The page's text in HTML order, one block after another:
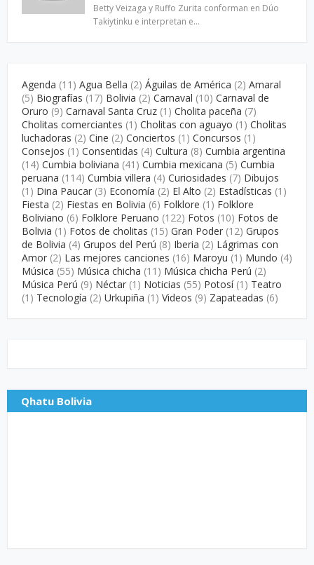
Betty Veizaga y Ruffo Zurita conforman en Dúo
Takiytinku e interpretan e…
Agenda (11) Agua Bella (2) Águilas de América (2) Amaral
(5) Biografías (17) Bolivia (2) Carnaval (10) Carnaval de
Oruro (9) Carnaval Santa Cruz (1) Cholita paceña (7)
Cholitas comerciantes (1) Cholitas con aguayo (1) Cholitas
luchadoras (2) Cine (2) Conciertos (1) Concursos (1)
Consejos (1) Consentidas (4) Cultura (8) Cumbia argentina
(14) Cumbia boliviana (41) Cumbia mexicana (5) Cumbia
peruana (114) Cumbia villera (4) Curiosidades (7) Dibujos
(1) Dina Paucar (3) Economía (2) El Alto (2) Estadísticas (1)
Fiesta (2) Fiestas en Bolivia (6) Folklore (1) Folklore
Boliviano (6) Folklore Peruano (122) Fotos (10) Fotos de
Bolivia (1) Fotos de cholitas (15) Gran Poder (12) Grupos
de Bolivia (4) Grupos del Perú (8) Iberia (2) Lágrimas con
Amor (2) Las mejores canciones (16) Maroyu (1) Mundo (4)
Música (55) Música chicha (11) Música chicha Perú (2)
Música Perú (9) Néctar (1) Noticias (55) Potosí (1) Teatro
(1) Tecnología (2) Urkupiña (1) Videos (9) Zapateadas (6)
Qhatu Bolivia